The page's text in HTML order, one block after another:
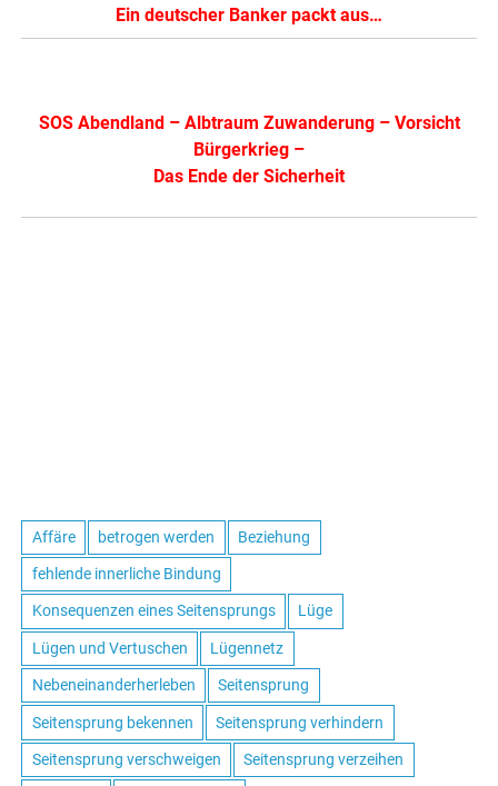
Ein deutscher Banker packt aus…
SOS Abendland– Albtraum Zuwanderung– Vorsicht
Bürgerkrieg –
Das Ende der Sicherheit
Affäre betrogen werden Beziehung
fehlende innerliche Bindung
Konsequenzen eines Seitensprungs Lüge
Lügen und Vertuschen Lügennetz
Nebeneinanderherleben Seitensprung
Seitensprung bekennen Seitensprung verhindern
Seitensprung verschweigen Seitensprung verzeihen